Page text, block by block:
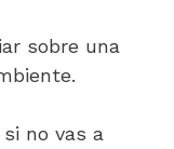
sobre una
no vas a